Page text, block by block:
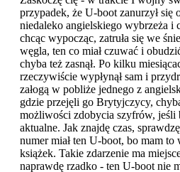
przypadek, że U-boot zanurzył się
niedaleko angielskiego wybrzeża i
chcąc wypocząc, zatruła się we
węgla, ten co miał czuwać i
chyba też zasnął. Po kilku
rzeczywiście wypłynął sam i
załogą w pobliże jednego z
gdzie przejęli go Brytyjczycy,
możliwości zdobycia szyfrów, jeśli
aktualne. Jak znajdę czas,
numer miał ten U-boot, bo mam to
książek. Takie zdarzenie ma
naprawdę rzadko - ten U-boot nie